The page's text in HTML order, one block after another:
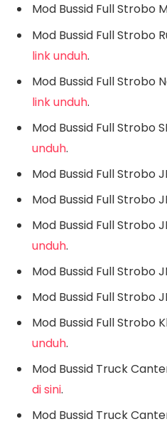
Mod Bussid Full Strobo
Mod Bussid Full Strobo
link unduh.
Mod Bussid Full Strobo
link unduh.
Mod Bussid Full Strobo
unduh.
Mod Bussid Full Strobo
Mod Bussid Full Strobo
Mod Bussid Full Strobo
unduh.
Mod Bussid Full Strobo
Mod Bussid Full Strobo
Mod Bussid Full Strobo
unduh.
Mod Bussid Truck
di sini.
Mod Bussid Truck